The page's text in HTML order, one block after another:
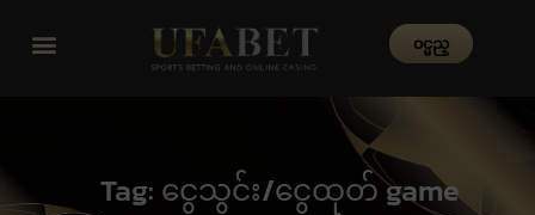
၀င္မည္
Tag: ငွေသွင်း/ငွေထုတ် game